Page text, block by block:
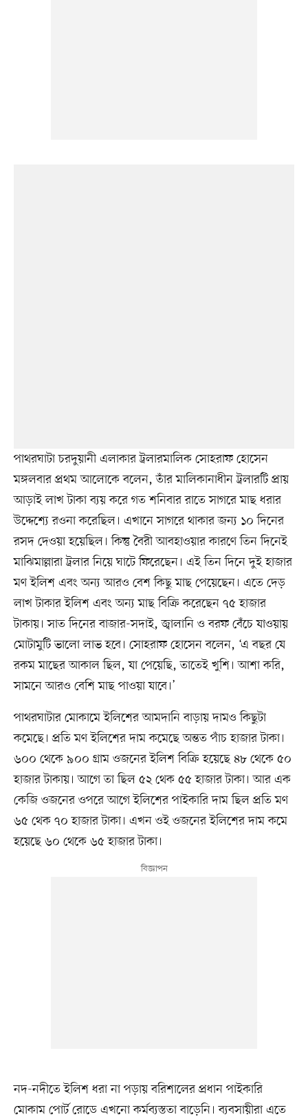
পাথরঘাটা চরদুয়ানী এলাকার ট্রলারমালিক সোহরাফ হোসেন
মঙ্গলবার প্রথম আলোকে বলেন, তাঁর মালিকানাধীন ট্রলারটি প্রায়
আড়াই লাখ টাকা ব্যয় করে গত শনিবার রাতে সাগরে মাছ ধরার
উদ্দেশ্যে রওনা করেছিল। এখানে সাগরে থাকার জন্য ১০ দিনের
রসদ দেওয়া হয়েছিল। কিন্তু বৈরী আবহাওয়ার কারণে তিন দিনেই
মাঝিমাল্লারা ট্রলার নিয়ে ঘাটে ফিরেছেন। এই তিন দিনে দুই হাজার
মণ ইলিশ এবং অন্য আরও বেশ কিছু মাছ পেয়েছেন। এতে দেড়
লাখ টাকার ইলিশ এবং অন্য মাছ বিক্রি করেছেন ৭৫ হাজার
টাকায়। সাত দিনের বাজার-সদাই, জ্বালানি ও বরফ বেঁচে যাওয়ায়
মোটামুটি ভালো লাভ হবে। সোহরাফ হোসেন বলেন, ‌‘এ বছর যে
রকম মাছের আকাল ছিল, যা পেয়েছি, তাতেই খুশি। আশা করি,
সামনে আরও বেশি মাছ পাওয়া যাবে।’
পাথরঘাটার মোকামে ইলিশের আমদানি বাড়ায় দামও কিছুটা
কমেছে। প্রতি মণ ইলিশের দাম কমেছে অন্তত পাঁচ হাজার টাকা।
৬০০ থেকে ৯০০ গ্রাম ওজনের ইলিশ বিক্রি হয়েছে ৪৮ থেকে ৫০
হাজার টাকায়। আগে তা ছিল ৫২ থেক ৫৫ হাজার টাকা। আর এক
কেজি ওজনের ওপরে আগে ইলিশের পাইকারি দাম ছিল প্রতি মণ
৬৫ থেক ৭০ হাজার টাকা। এখন ওই ওজনের ইলিশের দাম কমে
হয়েছে ৬০ থেকে ৬৫ হাজার টাকা।
নদ-নদীতে ইলিশ ধরা না পড়ায় বরিশালের প্রধান পাইকারি
মোকাম পোর্ট রোডে এখনো কর্মব্যস্ততা বাড়েনি। ব্যবসায়ীরা এতে